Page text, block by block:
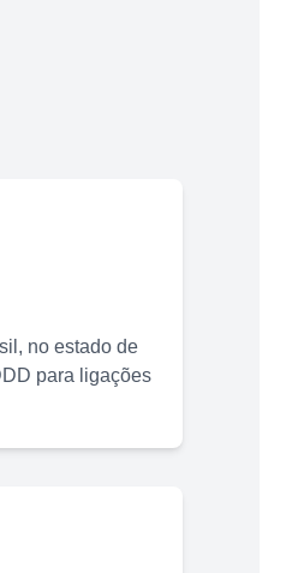
no estado de
para ligações